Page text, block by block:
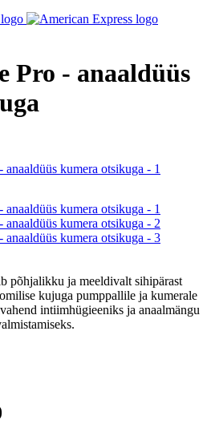
Pro - anaaldüüs
põhjalikku ja meeldivalt sihipärast
kujuga pumppallile ja kumerale
intiimhügieeniks ja anaalmängu